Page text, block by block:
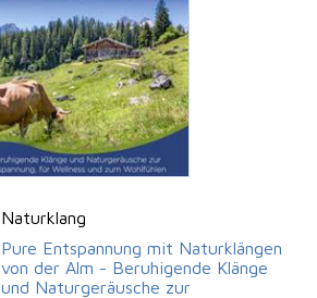
Naturklang
Pure Entspannung mit Naturklängen
von der Alm - Beruhigende Klänge
und Naturgeräusche zur